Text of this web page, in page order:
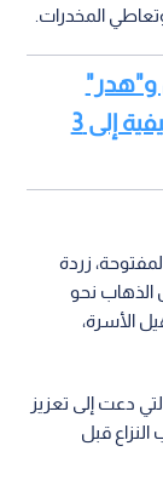
المخدرات.
و"هدر"
الطلاب.. دعوات لتقليص العطلة الصيفية إلى 3
زردة
الذهاب نحو
الأسرة،
دعت إلى تعزيز
النزاع قبل